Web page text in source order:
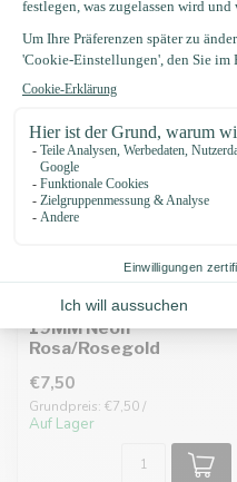
Biothane adapter
19MM Neon
Rosa/Rosegold
€7,50
Grundpreis: €7,50 /
Auf Lager